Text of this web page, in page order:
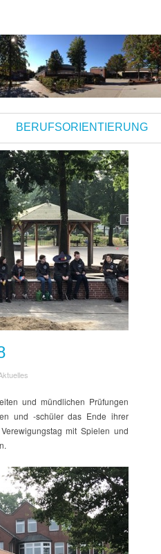
BERUFSORIENTIERUNG
und mündlichen Prüfungen
und -schüler das Ende ihrer
mit Spielen und